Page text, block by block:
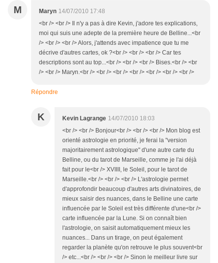
M Maryn 14/07/2010 17:48
<br /> <br /> Il n'y a pas à dire Kevin, j'adore tes explications,
moi qui suis une adepte de la première heure de Belline...<br
/> <br /> <br /> Alors, j'attends avec impatience que tu me
décrive d'autres cartes, ok ?<br /> <br /> <br /> Car tes
descriptions sont au top...<br /> <br /> <br /> Bises.<br /> <br
/> <br /> Maryn.<br /> <br /> <br /> <br /> <br /> <br /> <br />
Répondre
K Kevin Lagrange 14/07/2010 18:03
<br /> <br /> Bonjour<br /> <br /> <br /> Mon blog est
orienté astrologie en priorité, je ferai la "version
majoritairement astrologique" d'une autre carte du
Belline, ou du tarot de Marseille, comme je l'ai déjà
fait pour le<br /> XVIIII, le Soleil, pour le tarot de
Marseille.<br /> <br /> <br /> L'astrologie permet
d'approfondir beaucoup d'autres arts divinatoires, de
mieux saisir des nuances, dans le Belline une carte
influencée par le Soleil est très différente d'une<br />
carte influencée par la Lune. Si on connaît bien
l'astrologie, on saisit automatiquement mieux les
nuances... Dans un tirage, on peut également
regarder la planète qu'on retrouve le plus souvent<br
/> etc...<br /> <br /> <br /> Sinon le meilleur livre sur